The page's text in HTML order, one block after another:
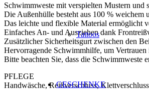
Tattoos
GESCHENKE
Schwimmweste mit verspielten Mustern und
Die Außenhülle besteht aus 100 % weichem
Das leichte und flexible Material ermöglicht
Einfaches An- und Ausziehen dank
Zusätzlicher Sicherheitsgurt zwischen den
Hervorragende Schwimmhilfe, um Vertrauen
Bitte beachten Sie, dass die Schwimmweste
PFLEGE
Handwäsche, Reißverschluss,